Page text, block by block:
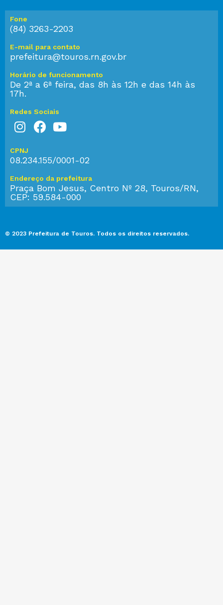
Fone
(84) 3263-2203
E-mail para contato
prefeitura@touros.rn.gov.br
Horário de funcionamento
De 2ª a 6ª feira, das 8h às 12h e das 14h às
17h.
Redes Sociais
CPNJ
08.234.155/0001-02
Endereço da prefeitura
Praça Bom Jesus, Centro Nº 28, Touros/RN,
CEP: 59.584-000
© 2023 Prefeitura de Touros. Todos os direitos reservados.